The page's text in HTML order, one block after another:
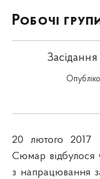
Робочі
20 лютого 2017
Сюмар відбулося
з напрацювання